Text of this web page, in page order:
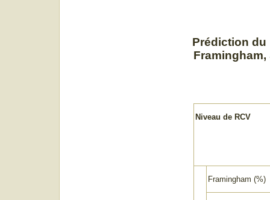
Prédiction du
Niveau de RCV
Framingham (%)